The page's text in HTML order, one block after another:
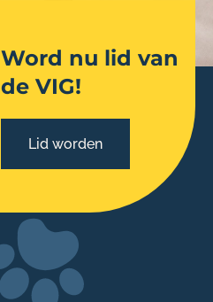
Word nu lid van
de VIG!
Lid worden